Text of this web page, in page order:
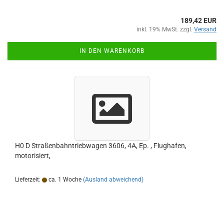
189,42 EUR
inkl. 19% MwSt. zzgl. Versand
IN DEN WARENKORB
H0 D Straßenbahntriebwagen 3606, 4A, Ep. , Flughafen,
motorisiert,
Lieferzeit: ca. 1 Woche (Ausland abweichend)